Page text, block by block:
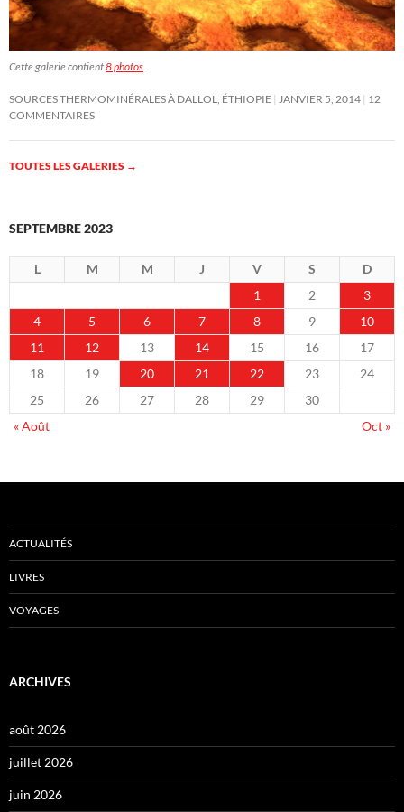
Cette galerie contient8 photos.
SOURCES THERMOMINÉRALES À DALLOL, ÉTHIOPIE JANVIER 5, 2014 12
COMMENTAIRES
TOUTES LES GALERIES →
SEPTEMBRE 2023
L M M J V S
D
1
2
3
4
5 6 7 8 9
10
11
12 13 14 15 16
17
18
19 20 21 22 23
24
25
26 27 28 29
30
« Août
Oct »
ACTUALITÉS
LIVRES
VOYAGES
ARCHIVES
août 2026
juillet 2026
juin 2026